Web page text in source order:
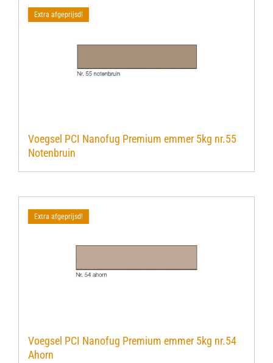
Extra afgeprijsd!
Voegsel PCI Nanofug Premium emmer 5kg nr.55
Notenbruin
Extra afgeprijsd!
Voegsel PCI Nanofug Premium emmer 5kg nr.54
Ahorn